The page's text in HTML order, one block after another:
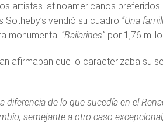
artistas latinoamericanos
vendió su cuadro “Una
monumental “Bailarines”por 1,76
afirmaban que lo caracterizaba su
diferencia de lo que sucedía en el
semejante a otro caso